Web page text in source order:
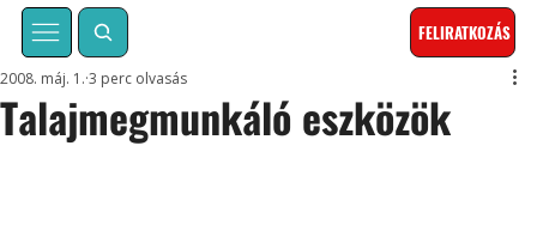
FELIRATKOZÁS
Talajmegmunkáló eszközök
2008. máj. 1. 3 perc olvasás